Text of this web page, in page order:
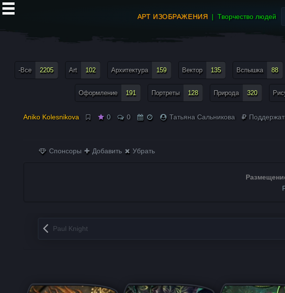
АРТ ИЗОБРАЖЕНИЯ Творчество людей
-Все 2205 Art 102 Архитектура 159 Вектор 135 Вспышка 88
Оформление 191 Портреты 128 Природа 320
Aniko Kolesnikova 0 0 Татьяна Сальникова
Спонсоры Добавить Убрать
Запись навигация
Paul Knight